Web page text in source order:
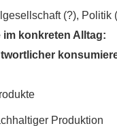
(?), Politik
im konkreten Alltag:
Produktion